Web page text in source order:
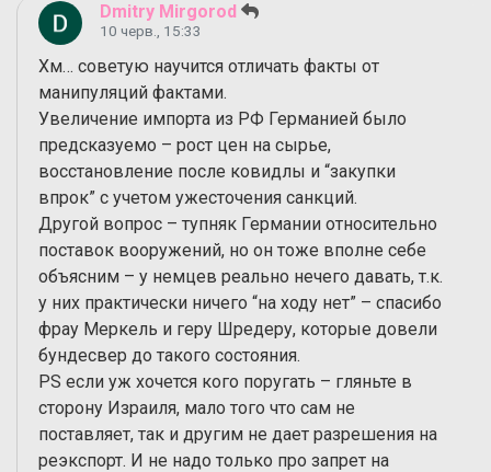
Dmitry Mirgorod
10 черв., 15:33
Хм… советую научится отличать факты от
манипуляций фактами.
Увеличение импорта из РФ Германией было
предсказуемо – рост цен на сырье,
восстановление после ковидлы и “закупки
впрок” с учетом ужесточения санкций.
Другой вопрос – тупняк Германии относительно
поставок вооружений, но он тоже вполне себе
объясним – у немцев реально нечего давать, т.к.
у них практически ничего “на ходу нет” – спасибо
фрау Меркель и геру Шредеру, которые довели
бундесвер до такого состояния.
PS если уж хочется кого поругать – гляньте в
сторону Израиля, мало того что сам не
поставляет, так и другим не дает разрешения на
реэкспорт. И не надо только про запрет на